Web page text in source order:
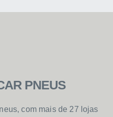
PNEUS
com mais de 27 lojas